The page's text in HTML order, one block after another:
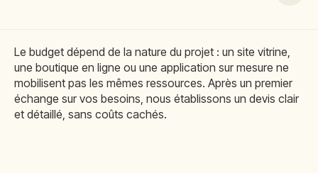
Le budget dépend de la nature du projet : un site vitrine,
une boutique en ligne ou une application sur mesure ne
mobilisent pas les mêmes ressources. Après un premier
échange sur vos besoins, nous établissons un devis clair
et détaillé, sans coûts cachés.